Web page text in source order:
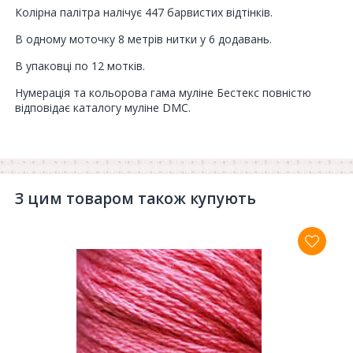
Колірна палітра налічує 447 барвистих відтінків.
В одному моточку 8 метрів нитки у 6 додавань.
В упаковці по 12 мотків.
Нумерація та кольорова гама муліне Бестекс повністю
відповідає каталогу муліне DMC.
З цим товаром також купують